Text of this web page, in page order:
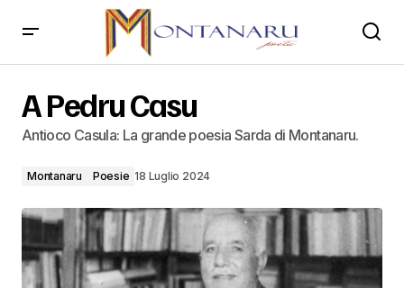
A Pedru Casu
Antioco Casula: La grande poesia Sarda di Montanaru.
Montanaru Poesie 18 Luglio 2024